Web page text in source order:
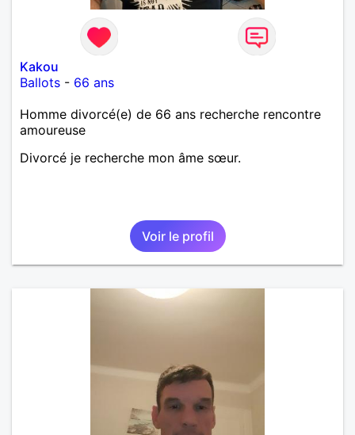
Kakou
Ballots - 66 ans
Homme divorcé(e) de 66 ans recherche rencontre
amoureuse
Divorcé je recherche mon âme sœur.
Voir le profil